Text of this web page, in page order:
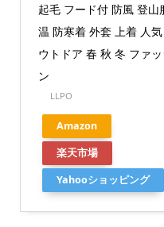
起毛 フード付 防風 登山
温 防寒着 外套 上着 人
ウトドア 春 秋 冬 ファッ
ン
LLPO
Amazon
楽天市場
Yahooショッピング